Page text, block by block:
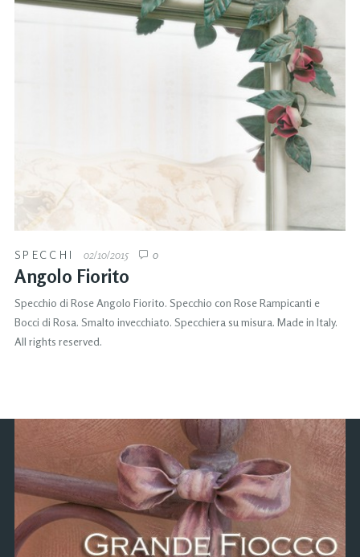
SPECCHI 02/10/2015 0
Angolo Fiorito
Specchio di Rose Angolo Fiorito. Specchio con Rose Rampicanti e
Bocci di Rosa. Smalto invecchiato. Specchiera su misura. Made in Italy.
All rights reserved.